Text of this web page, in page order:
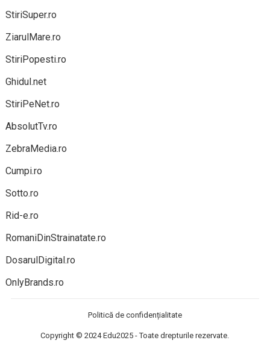
StiriSuper.ro
ZiarulMare.ro
StiriPopesti.ro
Ghidul.net
StiriPeNet.ro
AbsolutTv.ro
ZebraMedia.ro
Cumpi.ro
Sotto.ro
Rid-e.ro
RomaniDinStrainatate.ro
DosarulDigital.ro
OnlyBrands.ro
Politică de confidențialitate
Copyright © 2024Edu2025 - Toate drepturile rezervate.